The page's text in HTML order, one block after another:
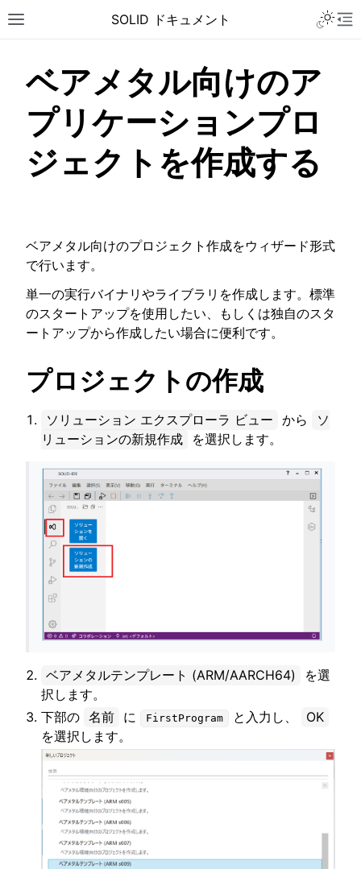
Toggle site navigation sidebar
SOLID ドキュメント
navigation of チュートリアル
navigation of SOLID-IDE
navigation of SOLID ツールチェーン
navigation of SOLID-Rust
navigation of ベアメタル
navigation of シミュレータ
navigation of トラブルシューティング
ベアメタル向けのア
プリケーションプロ
ジェクトを作成する
ベアメタル向けのプロジェクト作成をウィザード形式
で行います。
単一の実行バイナリやライブラリを作成します。標準
のスタートアップを使用したい、もしくは独自のスタ
ートアップから作成したい場合に便利です。
プロジェクトの作成
ソリューション エクスプローラ ビュー から
ソ
リューションの新規作成
を選択します。
ベアメタルテンプレート (ARM/AARCH64)
を選
択します。
下部の 名前 に FirstProgram と入力し、
OK
を選択します。